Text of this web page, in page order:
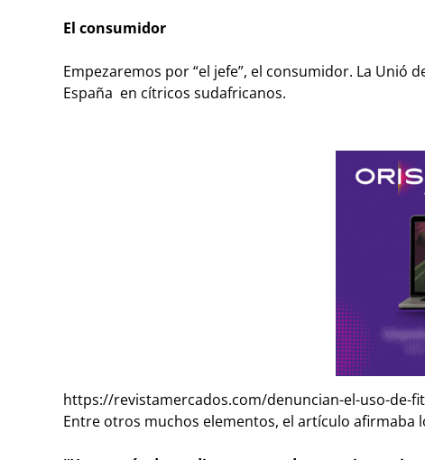
El consumidor
Empezaremos por “el jefe”, el consumidor. La
España en cítricos sudafricanos.
https://revistamercados.com/denuncian-el-uso-
Entre otros muchos elementos, el artículo afirmaba